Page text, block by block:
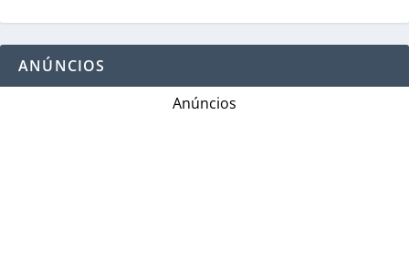
ANÚNCIOS
Anúncios